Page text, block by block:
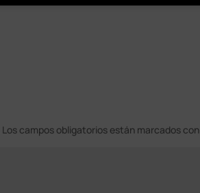
Los campos obligatorios están marcados con